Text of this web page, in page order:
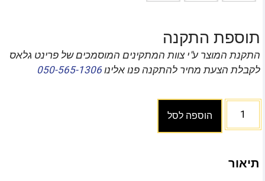
תוספת התקנה
התקנת המוצר ע"י צוות המתקינים המוסמכים של פרינט גלאס
לקבלת הצעת מחיר להתקנה פנו אלינו050-565-1306
הוספה לסל
תיאור